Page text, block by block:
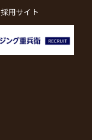
採用サイト